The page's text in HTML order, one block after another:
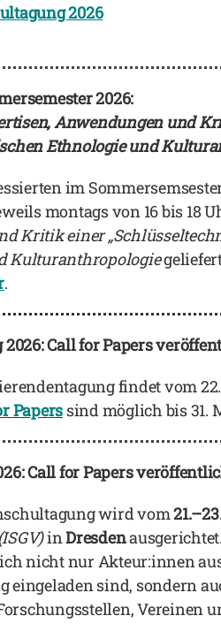
2026
2026:
Anwendungen und
Ethnologie und
im
montags von 16 bis 18
Kritik einer
Kulturanthropologie
.
Call for Papers
findet vom
Papers sind möglich bis 31.
Call for Papers
wird vom
inDresden
nicht nur Akteur:innen
eingeladen sind, sondern
Vereinen